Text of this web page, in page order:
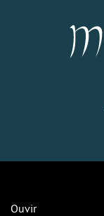
Ouvir